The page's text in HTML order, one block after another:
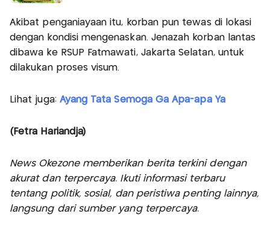
Akibat penganiayaan itu, korban pun tewas di lokasi
dengan kondisi mengenaskan. Jenazah korban lantas
dibawa ke RSUP Fatmawati, Jakarta Selatan, untuk
dilakukan proses visum.
Lihat juga: Ayang Tata Semoga Ga Apa-apa Ya
(Fetra Hariandja)
News Okezone memberikan berita terkini dengan
akurat dan terpercaya. Ikuti informasi terbaru
tentang politik, sosial, dan peristiwa penting lainnya,
langsung dari sumber yang terpercaya.